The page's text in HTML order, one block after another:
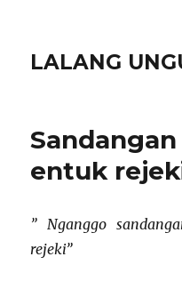
LALANG
entuk
” Nganggo
rejeki”